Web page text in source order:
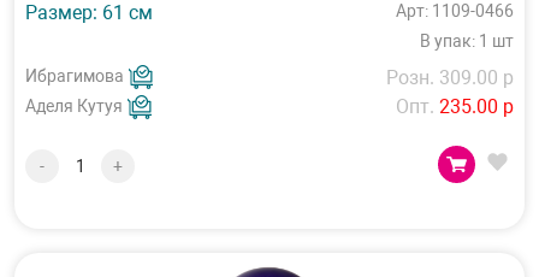
Размер: 61 см
Арт: 1109-0466
В упак: 1 шт
Ибрагимова
Аделя Кутуя
Розн. 309.00 р
Опт. 235.00 р
- +